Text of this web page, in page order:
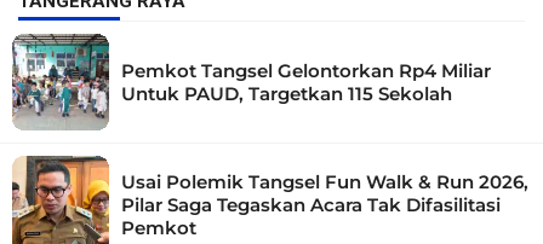
Pemkot Tangsel Gelontorkan Rp4 Miliar
Untuk PAUD, Targetkan 115 Sekolah
Usai Polemik Tangsel Fun Walk & Run 2026,
Pilar Saga Tegaskan Acara Tak Difasilitasi
Pemkot